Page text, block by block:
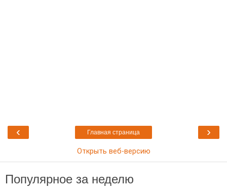
‹ ›
Главная страница
Открыть веб-версию
Популярное за неделю